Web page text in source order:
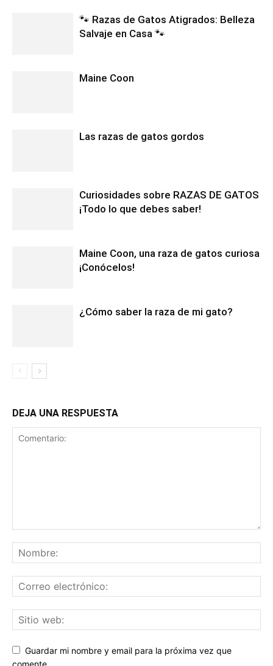
🐾 Razas de Gatos Atigrados: Belleza
Salvaje en Casa 🐾
Maine Coon
Las razas de gatos gordos
Curiosidades sobre RAZAS DE GATOS
¡Todo lo que debes saber!
Maine Coon, una raza de gatos curiosa
¡Conócelos!
¿Cómo saber la raza de mi gato?
DEJA UNA RESPUESTA
Guardar mi nombre y email para la próxima vez que
comente.